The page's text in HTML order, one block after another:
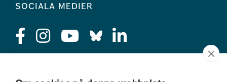
sociala medier